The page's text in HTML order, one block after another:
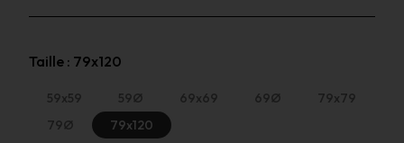
Taille : 79x120
59x59 59Ø 69x69 69Ø
79x79
79Ø
79x120